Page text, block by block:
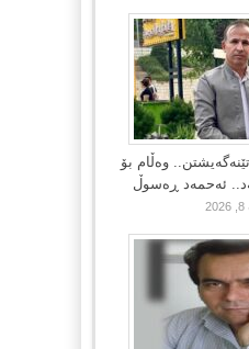
وەڵام بۆ
ئەحمەد ڕەسوڵ